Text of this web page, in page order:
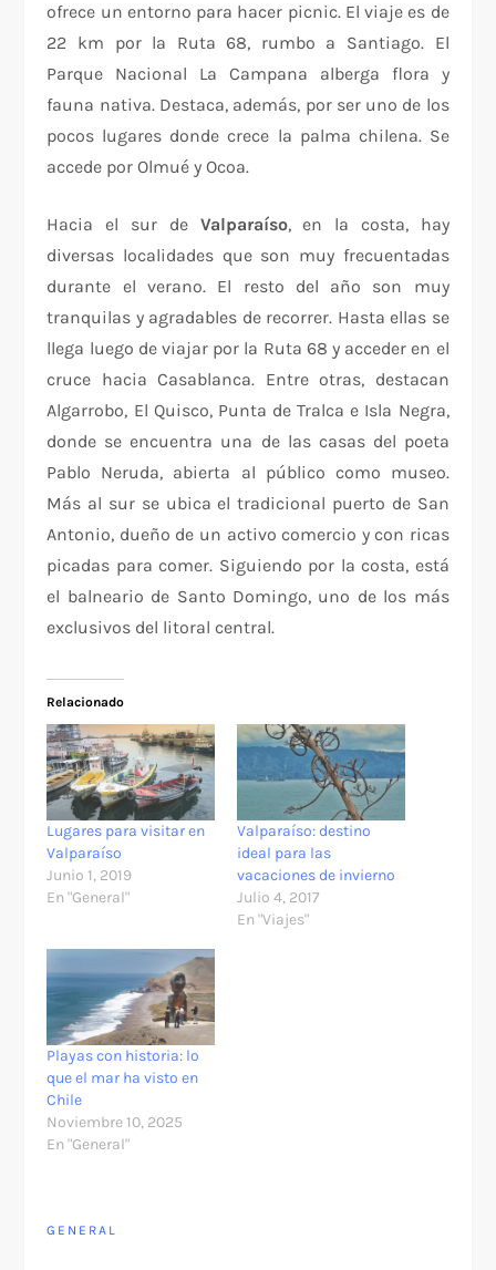
ofrece un entorno para hacer picnic. El viaje es de
22 km por la Ruta 68, rumbo a Santiago. El
Parque Nacional La Campana alberga flora y
fauna nativa. Destaca, además, por ser uno de los
pocos lugares donde crece la palma chilena. Se
accede por Olmué y Ocoa.
Hacia el sur de Valparaíso, en la costa, hay
diversas localidades que son muy frecuentadas
durante el verano. El resto del año son muy
tranquilas y agradables de recorrer. Hasta ellas se
llega luego de viajar por la Ruta 68 y acceder en el
cruce hacia Casablanca. Entre otras, destacan
Algarrobo, El Quisco, Punta de Tralca e Isla Negra,
donde se encuentra una de las casas del poeta
Pablo Neruda, abierta al público como museo.
Más al sur se ubica el tradicional puerto de San
Antonio, dueño de un activo comercio y con ricas
picadas para comer. Siguiendo por la costa, está
el balneario de Santo Domingo, uno de los más
exclusivos del litoral central.
Relacionado
Lugares para visitar en
Valparaíso
Junio 1, 2019
En "General"
Valparaíso: destino
ideal para las
vacaciones de invierno
Julio 4, 2017
En "Viajes"
Playas con historia: lo
que el mar ha visto en
Chile
Noviembre 10, 2025
En "General"
GENERAL